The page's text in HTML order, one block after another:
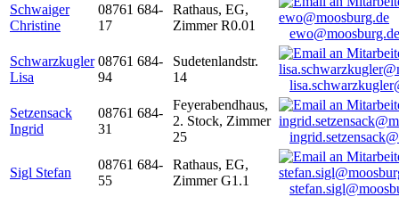
Schwaiger
Christine
08761 684-
17
Rathaus, EG,
Zimmer R0.01
ewo@moosburg.de
Schwarzkugler
Lisa
08761 684-
94
Sudetenlandstr.
14
Setzensack
Ingrid
08761 684-
31
Feyerabendhaus,
2. Stock, Zimmer
25
Sigl Stefan
08761 684-
55
Rathaus, EG,
Zimmer G1.1